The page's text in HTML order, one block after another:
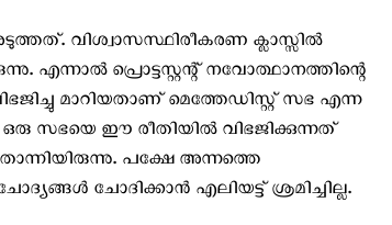
വിശ്വാസസ്ഥിരീകരണ ക്ലാസ്സില്‍
എന്നാല്‍ പ്രൊട്ടസ്റ്റന്റ് നവോത്ഥാനത്തിന്റെ
മാറിയതാണ് മെത്തേഡിസ്റ്റ് സഭ എന്ന
സഭയെ ഈ രീതിയില്‍ വിഭജിക്കുന്നത്
പക്ഷേ അന്നത്തെ
ചോദിക്കാന്‍ എലിയട്ട് ശ്രമിച്ചില്ല.